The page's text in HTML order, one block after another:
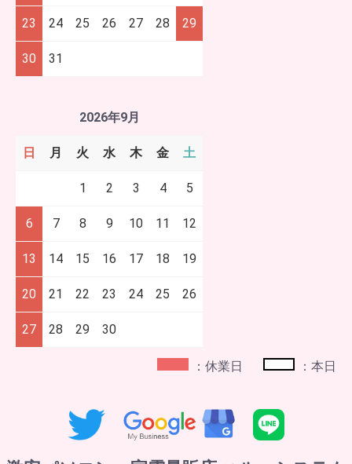
23 24 25 26 27 28 29
30 31
2026年9月
日 月 火 水 木 金 土
1 2 3 4 5
6 7 8 9 10 11 12
13 14 15 16 17 18 19
20 21 22 23 24 25 26
27 28 29 30
：休業日 ：本日